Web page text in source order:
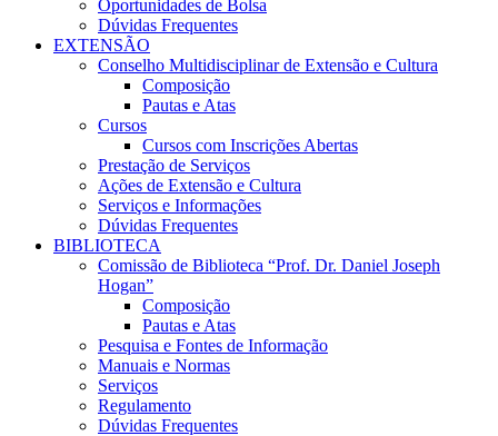
Oportunidades de Bolsa
Dúvidas Frequentes
EXTENSÃO
Conselho Multidisciplinar de Extensão e Cultura
Composição
Pautas e Atas
Cursos
Cursos com Inscrições Abertas
Prestação de Serviços
Ações de Extensão e Cultura
Serviços e Informações
Dúvidas Frequentes
BIBLIOTECA
Comissão de Biblioteca “Prof. Dr. Daniel Joseph
Hogan”
Composição
Pautas e Atas
Pesquisa e Fontes de Informação
Manuais e Normas
Serviços
Regulamento
Dúvidas Frequentes